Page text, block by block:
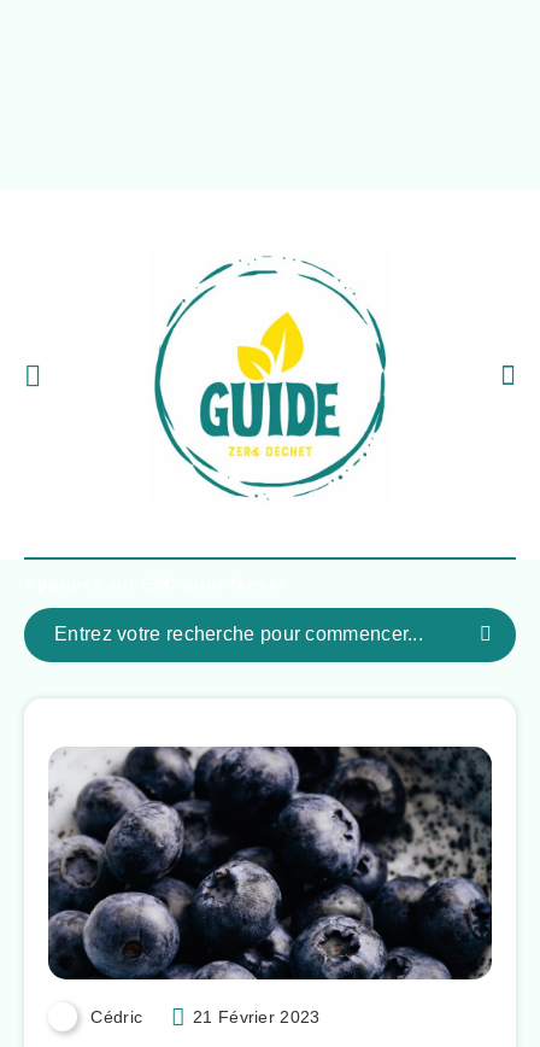
Cédric 21 Février 2023